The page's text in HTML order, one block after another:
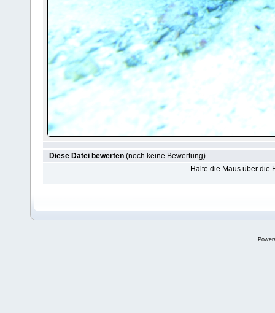
Diese Datei bewerten (noch keine Bewertung)
Halte die Maus über die